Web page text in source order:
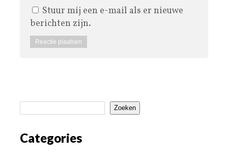
Stuur mij een e-mail als er nieuwe
berichten zijn.
Zoeken
Categories